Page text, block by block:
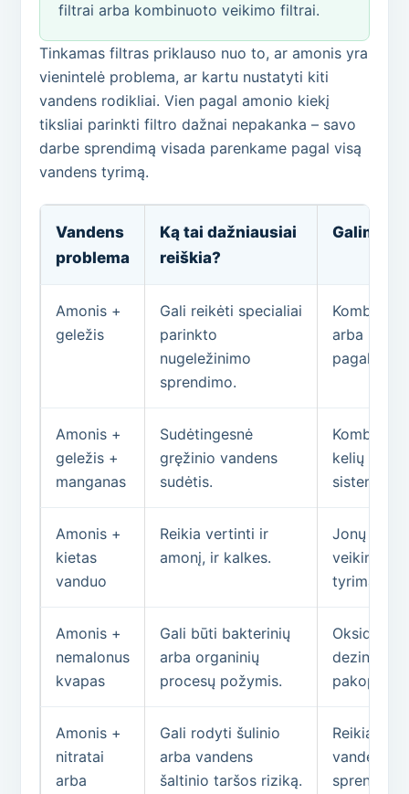
filtrai arba kombinuoto veikimo filtrai.
Tinkamas filtras priklauso nuo to, ar amonis yra
vienintelė problema, ar kartu nustatyti kiti
vandens rodikliai. Vien pagal amonio kiekį
tiksliai parinkti filtro dažnai nepakanka – savo
darbe sprendimą visada parenkame pagal visą
vandens tyrimą.
Vandens
problema
Ką tai dažniausiai
reiškia?
Galimas
Amonis +
geležis
Gali reikėti specialiai
parinkto
nugeležinimo
sprendimo.
arba
pagal
Amonis +
geležis +
manganas
Sudėtingesnė
gręžinio vandens
sudėtis.
kelių
sistema.
Amonis +
kietas
vanduo
Reikia vertinti ir
amonį, ir kalkes.
Jonų
veikimo
tyrimą.
Amonis +
nemalonus
kvapas
Gali būti bakterinių
arba organinių
procesų požymis.
pakopų
Amonis +
nitratai
arba
Gali rodyti šulinio
arba vandens
šaltinio taršos riziką.
Reikia
vandens